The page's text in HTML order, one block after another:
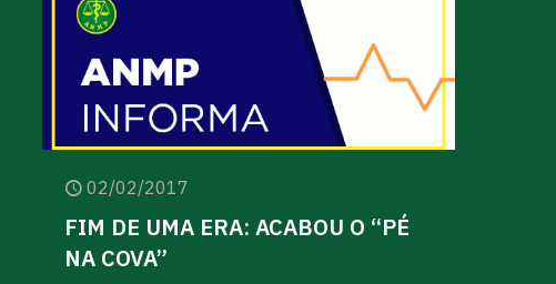
02/02/2017
FIM DE UMA ERA: ACABOU O “PÉ
NA COVA”